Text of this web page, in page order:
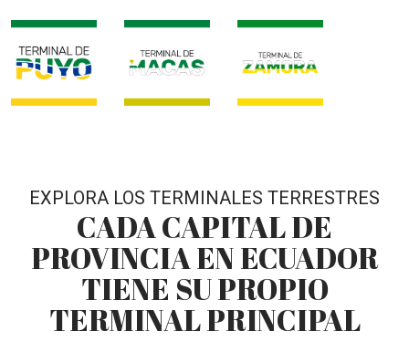
EXPLORA LOS TERMINALES TERRESTRES
CADA CAPITAL DE
PROVINCIA EN ECUADOR
TIENE SU PROPIO
TERMINAL PRINCIPAL